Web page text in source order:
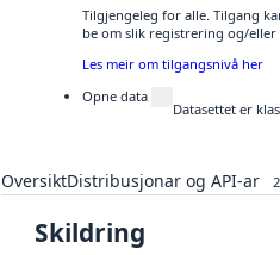
Tilgjengeleg for alle. Tilgang
be om slik registrering og/eller
Les meir om tilgangsnivå her
Opne data
Datasettet er
OversiktDistribusjonar og API-ar 2
Skildring